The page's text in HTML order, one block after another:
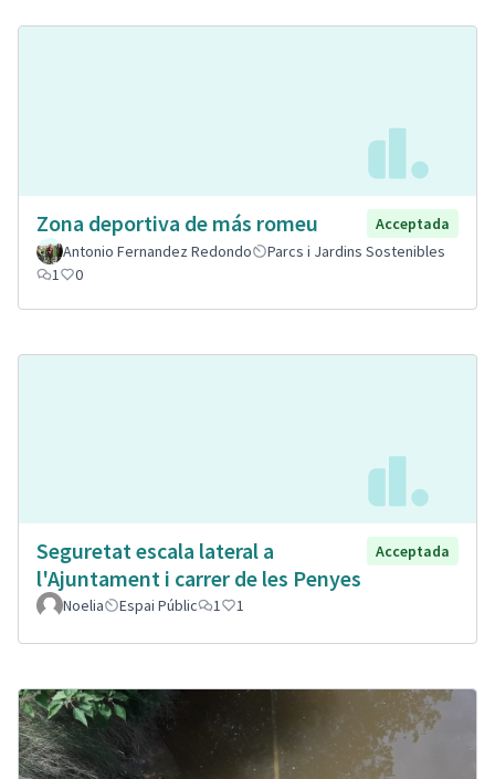
Zona deportiva de más romeu
Acceptada
Antonio Fernandez Redondo
Parcs i Jardins Sostenibles
1
0
Seguretat escala lateral a
l'Ajuntament i carrer de les Penyes
Acceptada
Noelia Espai Públic 1 1